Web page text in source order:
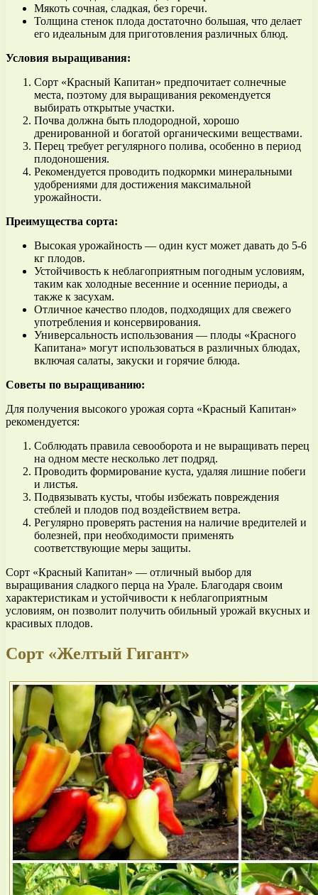
Мякоть сочная, сладкая, без горечи.
Толщина стенок плода достаточно большая, что делает
его идеальным для приготовления различных блюд.
Условия выращивания:
Сорт «Красный Капитан» предпочитает солнечные
места, поэтому для выращивания рекомендуется
выбирать открытые участки.
Почва должна быть плодородной, хорошо
дренированной и богатой органическими веществами.
Перец требует регулярного полива, особенно в период
плодоношения.
Рекомендуется проводить подкормки минеральными
удобрениями для достижения максимальной
урожайности.
Преимущества сорта:
Высокая урожайность — один куст может давать до 5-6
кг плодов.
Устойчивость к неблагоприятным погодным условиям,
таким как холодные весенние и осенние периоды, а
также к засухам.
Отличное качество плодов, подходящих для свежего
употребления и консервирования.
Универсальность использования — плоды «Красного
Капитана» могут использоваться в различных блюдах,
включая салаты, закуски и горячие блюда.
Советы по выращиванию:
Для получения высокого урожая сорта «Красный Капитан»
рекомендуется:
Соблюдать правила севооборота и не выращивать перец
на одном месте несколько лет подряд.
Проводить формирование куста, удаляя лишние побеги
и листья.
Подвязывать кусты, чтобы избежать повреждения
стеблей и плодов под воздействием ветра.
Регулярно проверять растения на наличие вредителей и
болезней, при необходимости применять
соответствующие меры защиты.
Сорт «Красный Капитан» — отличный выбор для
выращивания сладкого перца на Урале. Благодаря своим
характеристикам и устойчивости к неблагоприятным
условиям, он позволит получить обильный урожай вкусных и
красивых плодов.
Сорт «Желтый Гигант»